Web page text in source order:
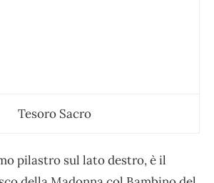
Tesoro Sacro
pilastro sul lato destro, è il